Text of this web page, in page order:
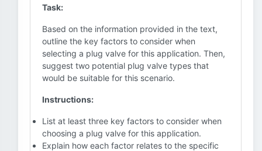
Task:
Based on the information provided in the text,
outline the key factors to consider when
selecting a plug valve for this application. Then,
suggest two potential plug valve types that
would be suitable for this scenario.
Instructions:
List at least three key factors to consider when
choosing a plug valve for this application.
Explain how each factor relates to the specific